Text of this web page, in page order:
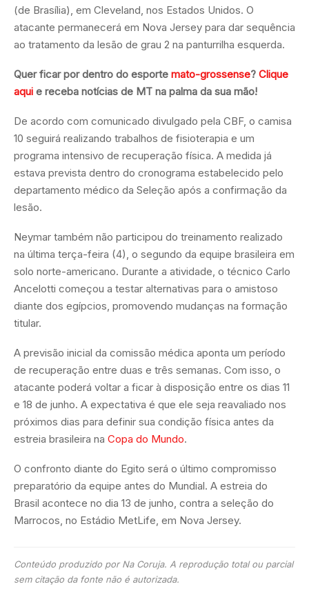
(de Brasília), em Cleveland, nos Estados Unidos. O
atacante permanecerá em Nova Jersey para dar sequência
ao tratamento da lesão de grau 2 na panturrilha esquerda.
Quer ficar por dentro do esporte mato-grossense? Clique
aqui e receba notícias de MT na palma da sua mão!
De acordo com comunicado divulgado pela CBF, o camisa
10 seguirá realizando trabalhos de fisioterapia e um
programa intensivo de recuperação física. A medida já
estava prevista dentro do cronograma estabelecido pelo
departamento médico da Seleção após a confirmação da
lesão.
Neymar também não participou do treinamento realizado
na última terça-feira (4), o segundo da equipe brasileira em
solo norte-americano. Durante a atividade, o técnico Carlo
Ancelotti começou a testar alternativas para o amistoso
diante dos egípcios, promovendo mudanças na formação
titular.
A previsão inicial da comissão médica aponta um período
de recuperação entre duas e três semanas. Com isso, o
atacante poderá voltar a ficar à disposição entre os dias 11
e 18 de junho. A expectativa é que ele seja reavaliado nos
próximos dias para definir sua condição física antes da
estreia brasileira na Copa do Mundo.
O confronto diante do Egito será o último compromisso
preparatório da equipe antes do Mundial. A estreia do
Brasil acontece no dia 13 de junho, contra a seleção do
Marrocos, no Estádio MetLife, em Nova Jersey.
Conteúdo produzido por Na Coruja. A reprodução total ou parcial
sem citação da fonte não é autorizada.